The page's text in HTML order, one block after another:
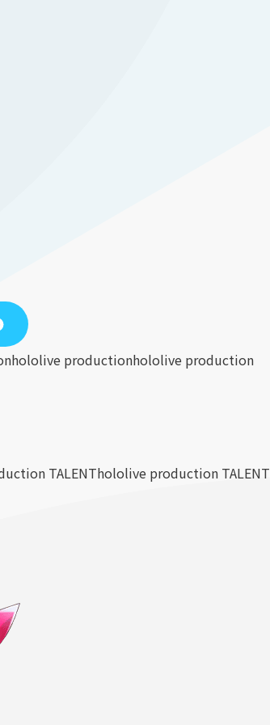
hololive productionhololive production
TALENThololive production TALENT